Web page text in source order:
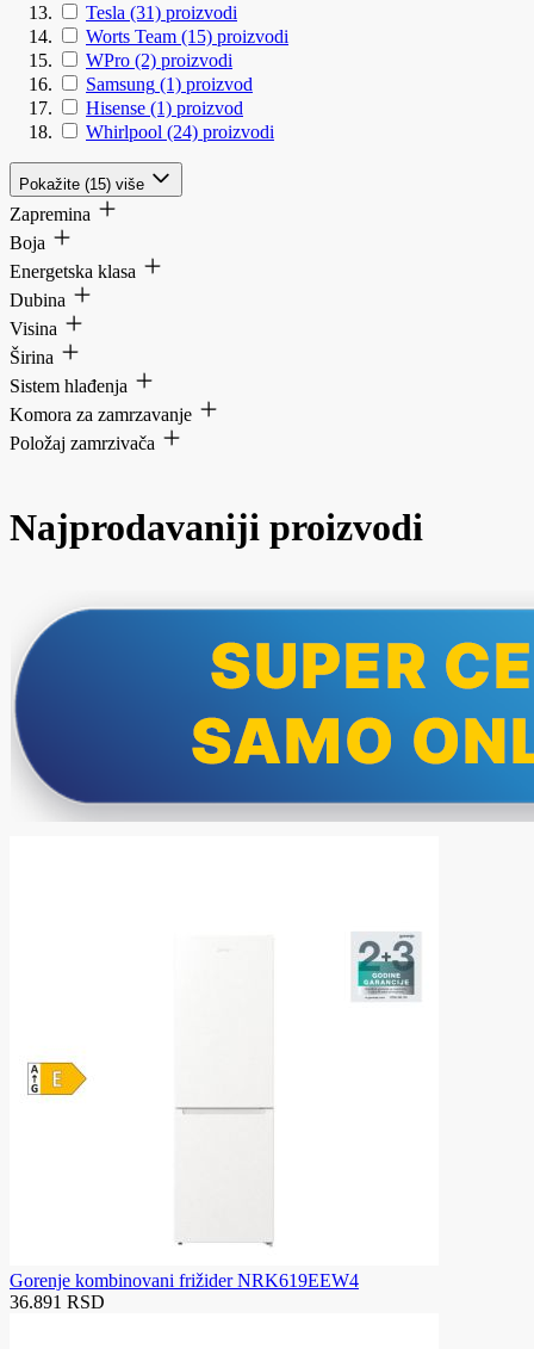
Tesla (31) proizvodi
Worts Team (15) proizvodi
WPro (2) proizvodi
Samsung (1) proizvod
Hisense (1) proizvod
Whirlpool (24) proizvodi
Pokažite (15) više
Zapremina
Boja
Energetska klasa
Dubina
Visina
Širina
Sistem hlađenja
Komora za zamrzavanje
Položaj zamrzivača
Najprodavaniji proizvodi
Gorenje kombinovani frižider NRK619EEW4
36.891 RSD